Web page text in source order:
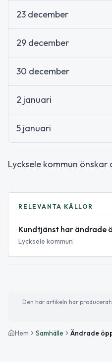
23 december
29 december
30 december
2 januari
5 januari
Lycksele kommun
RELEVANTA KÄLLOR
Kundtjänst har ändrade
Lycksele kommun
Den här artikeln har
Hem Samhälle